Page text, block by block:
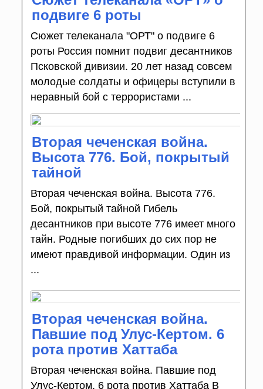
подвиге 6 роты
Сюжет телеканала "ОРТ" о подвиге 6
роты Россия помнит подвиг десантников
Псковской дивизии. 20 лет назад совсем
молодые солдаты и офицеры вступили в
неравный бой с террористами ...
Вторая чеченская война.
Высота 776. Бой, покрытый
тайной
Вторая чеченская война. Высота 776.
Бой, покрытый тайной Гибель
десантников при высоте 776 имеет много
тайн. Родные погибших до сих пор не
имеют правдивой информации. Один из
...
Вторая чеченская война.
Павшие под Улус-Кертом. 6
рота против Хаттаба
Вторая чеченская война. Павшие под
Улус-Кертом. 6 рота против Хаттаба В